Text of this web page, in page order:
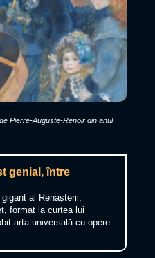
Pierre-Auguste-Renoir din anul
genial, între
al Renașterii,
format la curtea lui
arta universală cu opere